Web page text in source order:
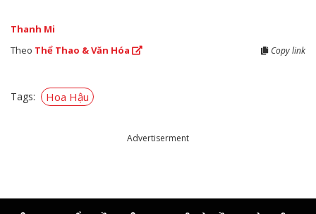
Thanh Mi
Theo Thể Thao & Văn Hóa Copy link
Tags: Hoa Hậu
Advertiserment